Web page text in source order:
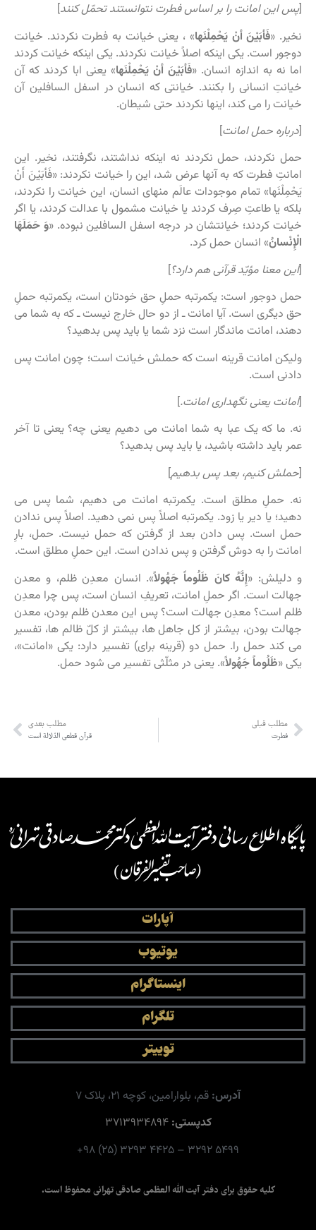
[پس این امانت را بر اساس فطرت نتوانستند تحمّل کنند]
نخیر. «فَأبَیْنَ أنْ یَحْمِلْنَها» ، یعنی خیانت به فطرت نکردند. خیانت
دوجور است. یکی اینکه اصلاً خیانت نکردند. یکی اینکه خیانت کردند
اما نه به اندازه انسان. «فَأبَیْنَ أنْ یَحْمِلْنَها» یعنی ابا کردند که آن
خیانتِ انسانی را بکنند. خیانتی که انسان در اسفل السافلین آن
خیانت را می کند، اینها نکردند حتی شیطان.
[درباره حمل امانت]
حمل نکردند، حمل نکردند نه اینکه نداشتند، نگرفتند، نخیر. این
امانتِ فطرت که به آنها عرض شد، این را خیانت نکردند: «فَأبَیْنَ أَنْ
یَحْمِلْنَها» تمام موجودات عالَم منهای انسان، این خیانت را نکردند،
بلکه یا طاعتِ صِرف کردند یا خیانت مشمول با عدالت کردند، یا اگر
خیانت کردند؛ خیانتشان در درجه اسفل السافلین نبوده. «وَ حَمَلَهَا
الْإِنْسانُ» انسان حمل کرد.
[این معنا مؤیّد قرآنی هم دارد؟]
حمل دوجور است: یکمرتبه حملِ حق خودتان است، یکمرتبه حملِ
حق دیگری است. آیا امانت ـ از دو حال خارج نیست ـ که به شما می
دهند، امانت ماندگار است نزد شما یا باید پس بدهید؟
ولیکن امانت قرینه است که حملش خیانت است؛ چون امانت پس
دادنی است.
[امانت یعنی نگهداری امانت.]
نه. ما که یک عبا به شما امانت می دهیم یعنی چه؟ یعنی تا آخر
عمر باید داشته باشید، یا باید پس بدهید؟
[حملش کنیم، بعد پس بدهیم]
نه. حملِ مطلق است. یکمرتبه امانت می دهیم، شما پس می
دهید؛ یا دیر یا زود. یکمرتبه اصلاً پس نمی دهید. اصلاً پس ندادن
حمل است. پس دادن بعد از گرفتن که حمل نیست. حمل، بارِ
امانت را به دوش گرفتن و پس ندادن است. این حملِ مطلق است.
و دلیلش: «إِنَّهُ كانَ ظَلُوماً جَهُولاً». انسان معدِن ظلم، و معدن
جهالت است. اگر حملِ امانت، تعریفِ انسان است، پس چرا معدِن
ظلم است؟ معدِن جهالت است؟ پس این معدن ظلم بودن، معدن
جهالت بودن، بیشتر از کل جاهل ها، بیشتر از کلّ ظالم ها، تفسیر
می کند حمل را. حمل دو (قرینه برای) تفسیر دارد: یکی «امانت»،
یکی «ظَلُوماً جَهُولاً». یعنی در مثلّثی تفسیر می شود حمل.
مطلب قبلی
فطرت
مطلب بعدی
قرآن قطعی الدّلالة است
آپارات
یوتیوب
اینستاگرام
تلگرام
توییتر
آدرس: قم، بلوارامین، کوچه ۲۱، پلاک ۷​
کدپستی: ۳۷۱۳۹۳۴۸۹۴
۵۴۹۹ ۳۲۹۲ – ۴۴۲۵ ۳۲۹۳ (۲۵) ۹۸+
کلیه حقوق برای دفتر آیت الله العظمی صادقی تهرانی محفوظ است.